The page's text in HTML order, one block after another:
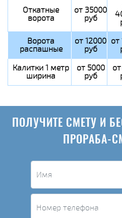
Откатные
ворота
от 35000
руб
Ворота
распашные
от 12000
руб
от
Калитки 1 метр
ширина
от 5000
руб
ПОЛУЧИТЕ СМЕТУ И
ПРОРАБА-